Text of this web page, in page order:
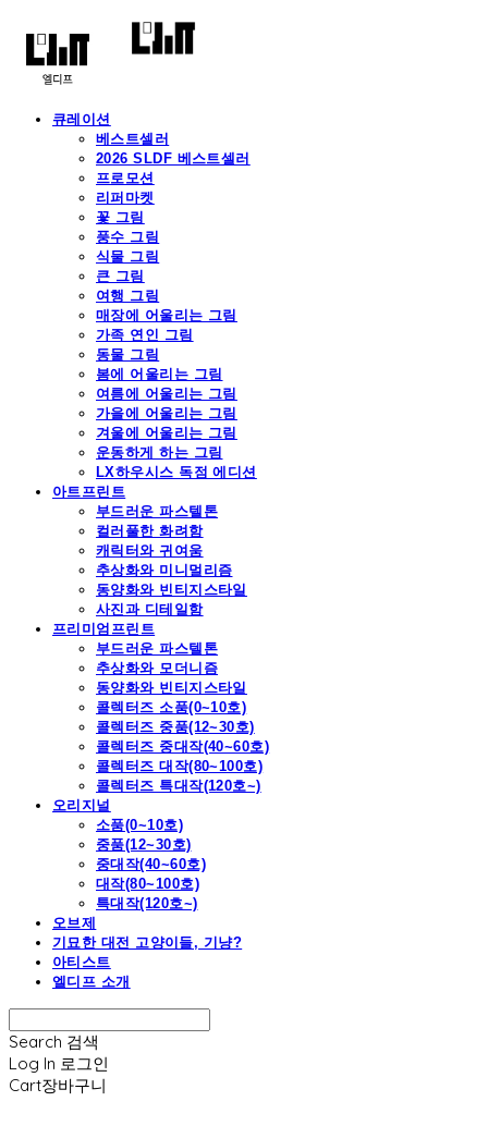
큐레이션
베스트셀러
2026 SLDF 베스트셀러
프로모션
리퍼마켓
꽃 그림
풍수 그림
식물 그림
큰 그림
여행 그림
매장에 어울리는 그림
가족 연인 그림
동물 그림
봄에 어울리는 그림
여름에 어울리는 그림
가을에 어울리는 그림
겨울에 어울리는 그림
운동하게 하는 그림
LX하우시스 독점 에디션
아트프린트
부드러운 파스텔톤
컬러풀한 화려함
캐릭터와 귀여움
추상화와 미니멀리즘
동양화와 빈티지스타일
사진과 디테일함
프리미엄프린트
부드러운 파스텔톤
추상화와 모더니즘
동양화와 빈티지스타일
콜렉터즈 소품(0~10호)
콜렉터즈 중품(12~30호)
콜렉터즈 중대작(40~60호)
콜렉터즈 대작(80~100호)
콜렉터즈 특대작(120호~)
오리지널
소품(0~10호)
중품(12~30호)
중대작(40~60호)
대작(80~100호)
특대작(120호~)
오브제
기묘한 대전 고양이들, 기냥?
아티스트
엘디프 소개
Search 검색
Log In 로그인
Cart장바구니